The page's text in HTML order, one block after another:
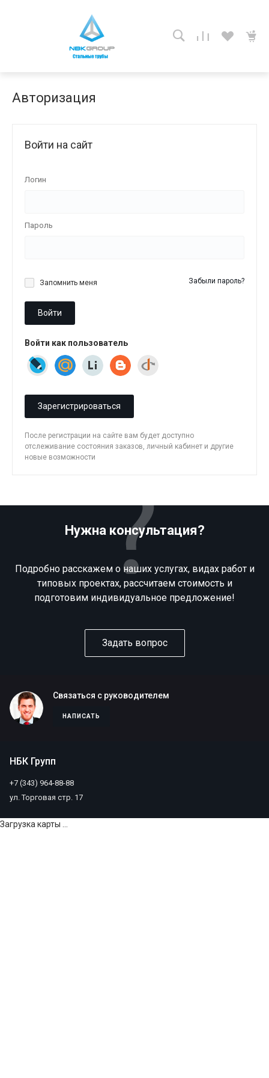
Авторизация
Войти на сайт
Логин
Пароль
Запомнить меня Забыли пароль?
Войти
Войти как пользователь
Зарегистрироваться
После регистрации на сайте вам будет доступно
отслеживание состояния заказов, личный кабинет и другие
новые возможности
Нужна консультация?
Подробно расскажем о наших услугах, видах работ и
типовых проектах, рассчитаем стоимость и
подготовим индивидуальное предложение!
Задать вопрос
Связаться с руководителем
НАПИСАТЬ
НБК Групп
+7 (343) 964-88-88
ул. Торговая стр. 17
Загрузка карты ...